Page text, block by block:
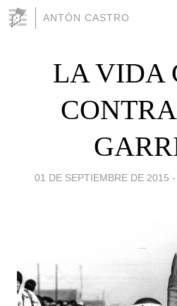
ANTÓN CASTRO
LA VIDA
01 DE SEPTIEMBRE DE 2015